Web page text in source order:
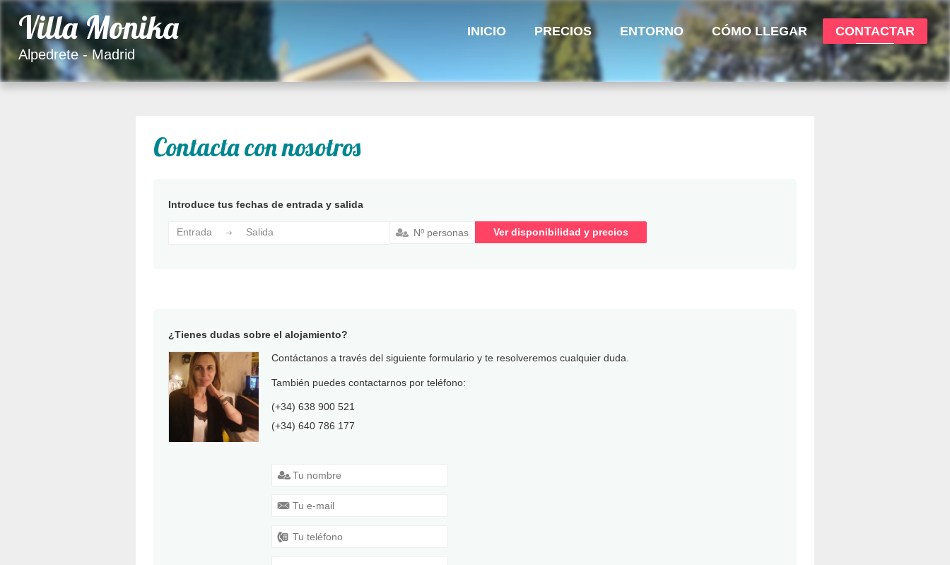
Villa Monika
Alpedrete - Madrid
INICIO PRECIOS ENTORNO CÓMO LLEGAR CONTACTAR
Contacta con nosotros
Introduce tus fechas de entrada y salida
Entrada Salida
¿Tienes dudas sobre el alojamiento?
Contáctanos a través del siguiente formulario y te resolveremos cualquier duda.
También puedes contactarnos por teléfono:
(+34) 638 900 521
(+34) 640 786 177